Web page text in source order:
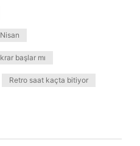
başlar mı
Retro saat kaçta bitiyor